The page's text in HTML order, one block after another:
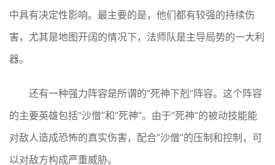
中具有决定性影响。最主要的是，他们都有较强的持续伤
害，尤其是地图开阔的情况下，法师队是主导局势的一大利
器。
还有一种强力阵容是所谓的”死神下剋”阵容。这个阵容
的主要英雄包括”沙僧”和”死神”。由于”死神”的被动技能能
对敌人造成恐怖的真实伤害，配合”沙僧”的压制和控制，可
以对敌方构成严重威胁。